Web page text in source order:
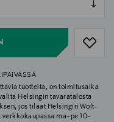
tuotteita, on toimitusaika
Helsingin tavaratalosta
jos tilaat Helsingin Wolt-
ma–pe 10–